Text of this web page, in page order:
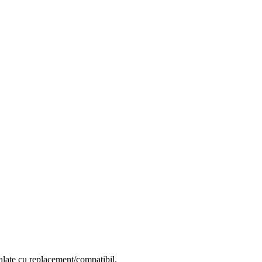
cu replacement/compatibil.